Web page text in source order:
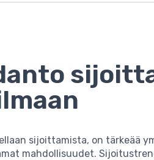
sijoittamista, on tärkeää
mahdollisuudet.